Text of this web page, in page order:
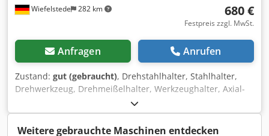
Wiefelstede 282 km 680 €
Festpreis zzgl. MwSt.
Anfragen Anrufen
Zustand: gut (gebraucht), Drehstahlhalter, Stahlhalter,
Drehwerkzeug, Drehmeißelhalter, Werkzeughalter, Axial-
Werkzeughalter, Stangengreifer, Gewindeschneidkopf,
Bohrstangenhalter -Anzahl: 25 Stück Drehwerkzeuge -
Aufnahme: Ø 30 mm -Verschiedene Typen: siehe Fotos,
Weitere gebrauchte Maschinen entdecken